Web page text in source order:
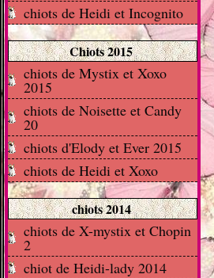
chiots de Heidi et Incognito
Chiots 2015
chiots de Mystix et Xoxo
2015
chiots de Noisette et Candy
20
chiots d'Elody et Ever 2015
chiots de Heidi et Xoxo
chiots 2014
chiots de X-mystix et Chopin
2
chiot de Heidi-lady 2014